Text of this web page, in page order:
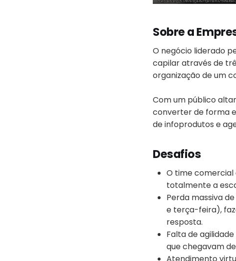
Sobre a
O negócio liderado
capilar através de
organização de um
Com um público
converter de forma
de infoprodutos e
Desafios
O time comercial
totalmente a
Perda massiva
e terça-feira),
resposta.
Falta de
que chegavam
Atendimento